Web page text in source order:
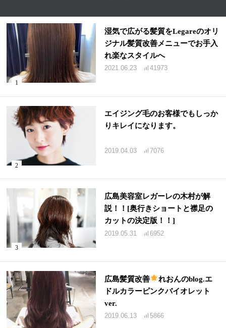
湿気で広がる髪質をLegareのオリ
ジナル髪質改善メニューでお手入
れ楽なスタイルへ
2021.06.23 41973
エイジング毛のお客様でもしっか
りキレイになります。
2019.04.03 7076
広島美容室レガーレの木村が解
説！！[奥行きショートと襟足の
カットの決定版！！]
2019.05.31 6952
広島髪質改善
れおんのblog.エ
ドルカラーピンクバイオレット
ver.
2019.06.13 5866